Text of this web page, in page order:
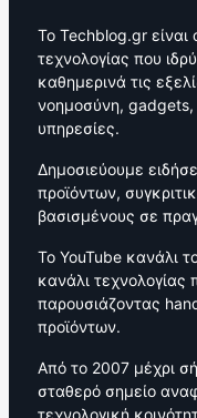
Το Techblog.gr είναι
τεχνολογίας που
καθημερινά τις
νοημοσύνη, gadgets,
υπηρεσίες.
Δημοσιεύουμε
προϊόντων,
βασισμένους σε
Το YouTube κανάλι
κανάλι τεχνολογίας
παρουσιάζοντας
προϊόντων.
Από το 2007 μέχρι
σταθερό σημείο
τεχνολογική